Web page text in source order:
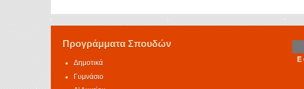
Προγράμματα Σπουδών
Δημοτικά
Γυμνάσιο